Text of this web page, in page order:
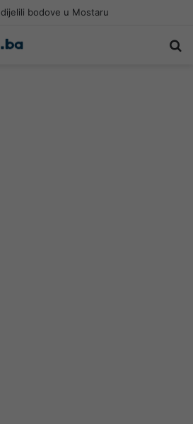
bodove u Mostaru